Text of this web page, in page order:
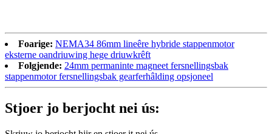
Foarige: NEMA34 86mm lineêre hybride stappenmotor
eksterne oandriuwing hege driuwkrêft
Folgjende: 24mm permaninte magneet fersnellingsbak
stappenmotor fersnellingsbak gearferhâlding opsjoneel
Stjoer jo berjocht nei ús: